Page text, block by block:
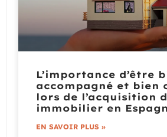
L’importance d’être
accompagné et bien
lors de l’acquisition
immobilier en
EN SAVOIR PLUS »